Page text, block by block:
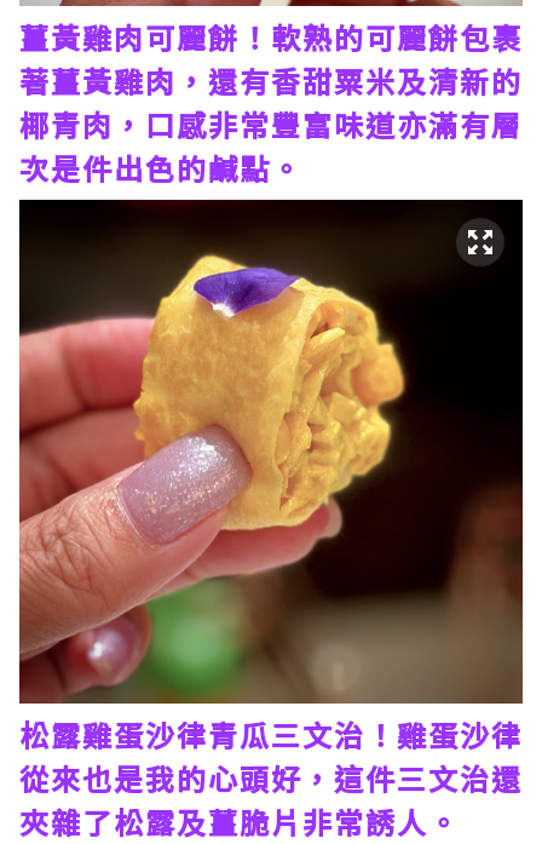
薑黃雞肉可麗餅！軟熟的可麗餅包裹
著薑黃雞肉，還有香甜粟米及清新的
椰青肉，口感非常豐富味道亦滿有層
次是件出色的鹹點。
松露雞蛋沙律青瓜三文治！雞蛋沙律
從來也是我的心頭好，這件三文治還
夾雜了松露及薑脆片非常誘人。